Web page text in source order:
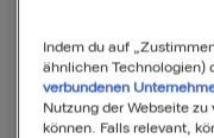
Indem du auf
ähnlichen Technologien)
verbundenen
Nutzung der Webseite
können. Falls relevant,